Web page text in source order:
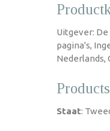
Uitgever: De
pagina's,
Nederlands,
Staat: